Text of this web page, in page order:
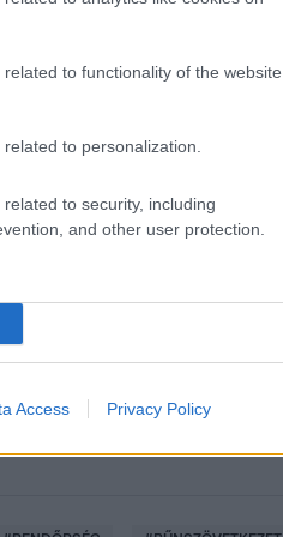
to functionality of the website
to personalization.
to security, including
and other user protection.
Access Privacy Policy